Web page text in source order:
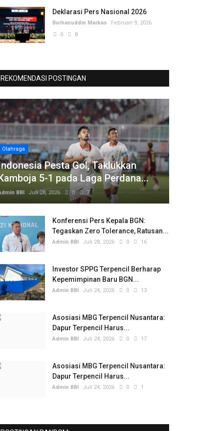
Deklarasi Pers Nasional 2026
Burhanuddin Marbas
Februari 9, 2026
0
8
REKOMENDASI POSTINGAN
Olahraga
Pesta Gol, Taklukkan
5-1 pada Laga Perdana...
BBI Juli 28, 2026 0 7
Konferensi Pers Kepala BGN:
Tegaskan Zero Tolerance, Ratusan...
Admin BBI Juli 28, 2026 0 16
Investor SPPG Terpencil Berharap
Kepemimpinan Baru BGN...
Admin BBI Juli 24, 2026 0 13
Asosiasi MBG Terpencil Nusantara:
Dapur Terpencil Harus...
Admin BBI Juli 24, 2026 0 17
Asosiasi MBG Terpencil Nusantara:
Dapur Terpencil Harus...
Admin BBI Juli 24, 2026 0 1